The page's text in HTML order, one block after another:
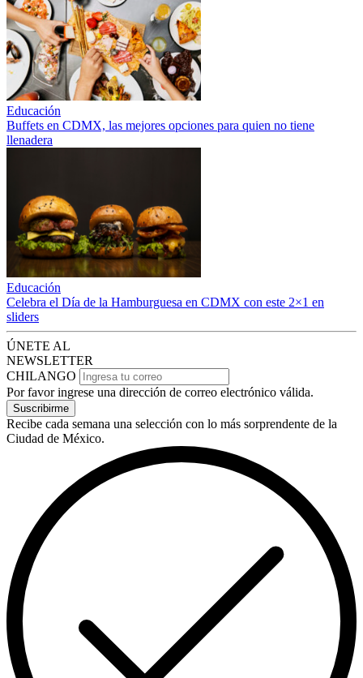
Educación
Buffets en CDMX, las mejores opciones para quien no tiene
llenadera
Educación
Celebra el Día de la Hamburguesa en CDMX con este 2×1 en
sliders
ÚNETE AL
NEWSLETTER
CHILANGO
Por favor ingrese una dirección de correo electrónico válida.
Suscribirme
Recibe cada semana una selección con lo más sorprendente de la
Ciudad de México.